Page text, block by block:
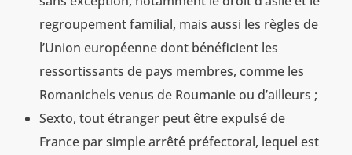
regroupement familial, mais aussi les règles de
l’Union européenne dont bénéficient les
ressortissants de pays membres, comme les
Romanichels venus de Roumanie ou d’ailleurs ;
Sexto, tout étranger peut être expulsé de
France par simple arrêté préfectoral, lequel est